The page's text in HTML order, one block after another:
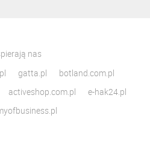
nas
gatta.pl
botland.com.pl
activeshop.com.pl
e-hak24.pl